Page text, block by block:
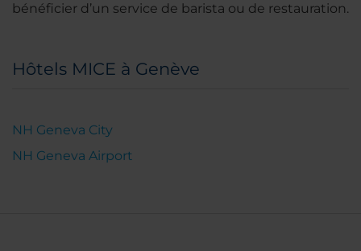
bénéficier d’un service de barista ou de restauration.
Hôtels MICE à Genève
NH Geneva City
NH Geneva Airport